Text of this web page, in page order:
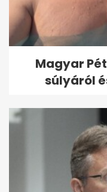
Magyar
súlyáról